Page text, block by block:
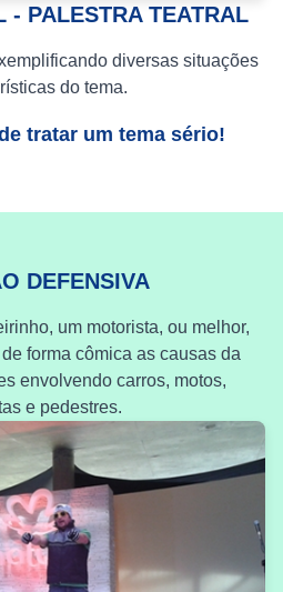
- PALESTRA TEATRAL
diversas situações
do tema.
tratar um tema sério!
DEFENSIVA
um motorista, ou melhor,
forma cômica as causas da
envolvendo carros, motos,
e pedestres.